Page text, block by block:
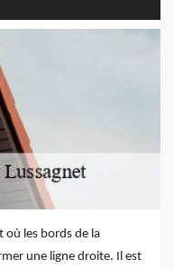
où les bords de la
une ligne droite. Il est